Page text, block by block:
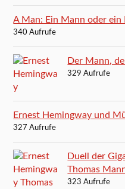
A Man: Ein Mann oder ein
340 Aufrufe
Der Mann,
329 Aufrufe
Ernest Hemingway und
327 Aufrufe
Duell der
Thomas
323 Aufrufe